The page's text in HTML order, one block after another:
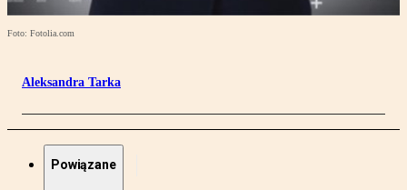
Foto: Fotolia.com
Aleksandra Tarka
Powiązane